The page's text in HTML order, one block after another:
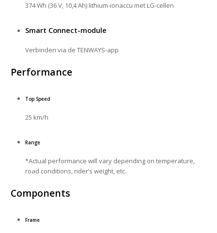
374 Wh (36 V, 10,4 Ah) lithium-ionaccu met LG-cellen
Smart Connect-module
Verbinden via de TENWAYS-app
Performance
Top Speed
25 km/h
Range
*Actual performance will vary depending on temperature,
road conditions, rider’s weight, etc.
Components
Frame